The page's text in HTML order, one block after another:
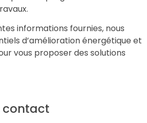
informations fournies, nous
d’amélioration énergétique et
vous proposer des solutions
contact